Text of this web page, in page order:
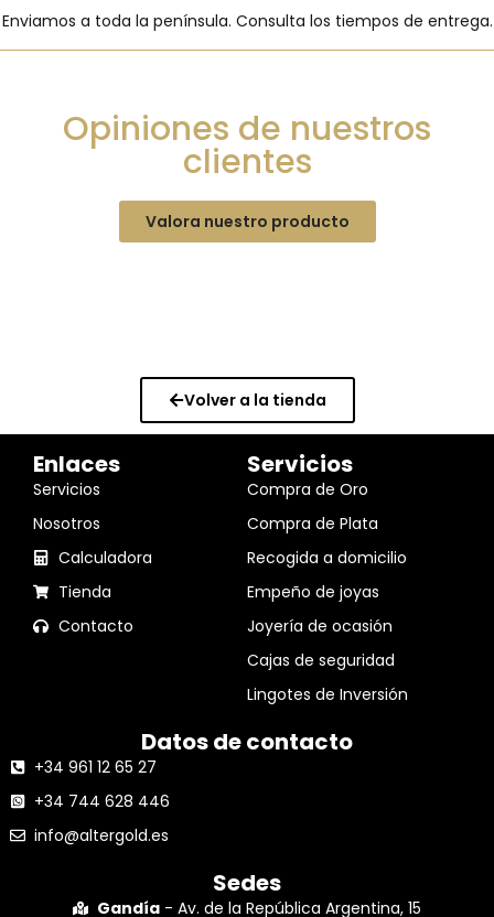
Enviamos a toda la península. Consulta los tiempos de entrega.
Opiniones de nuestros
clientes
Valora nuestro producto
Volver a la tienda
Enlaces
Servicios
Nosotros
Calculadora
Tienda
Contacto
Servicios
Compra de Oro
Compra de Plata
Recogida a domicilio
Empeño de joyas
Joyería de ocasión
Cajas de seguridad
Lingotes de Inversión
Datos de contacto
+34 961 12 65 27
+34 744 628 446
info@altergold.es
Sedes
Gandía - Av. de la República Argentina, 15